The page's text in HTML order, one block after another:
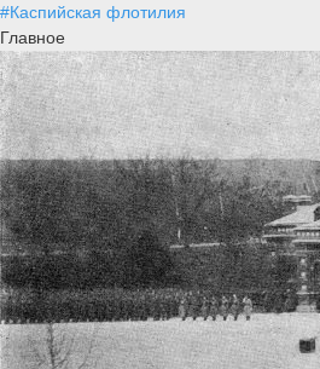
#Каспийская флотилия
Главное